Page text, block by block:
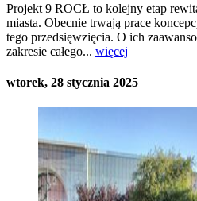
Projekt 9 ROCŁ to kolejny etap
miasta. Obecnie trwają prace
tego przedsięwzięcia. O ich
zakresie całego... więcej
wtorek, 28 stycznia 2025